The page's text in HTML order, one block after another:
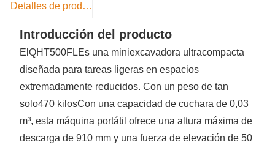
Detalles de producto
Introducción del producto
El QHT500FLEs una miniexcavadora ultracompacta
diseñada para tareas ligeras en espacios
extremadamente reducidos. Con un peso de tan
solo470 kilosCon una capacidad de cuchara de 0,03
m³, esta máquina portátil ofrece una altura máxima de
descarga de 910 mm y una fuerza de elevación de 50